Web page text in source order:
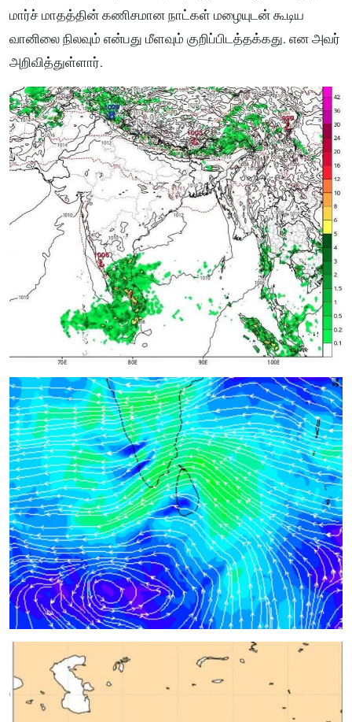
மார்ச் மாதத்தின் கணிசமான நாட்கள் மழையுடன் கூடிய
வானிலை நிலவும் என்பது மீளவும் குறிப்பிடத்தக்கது. என அவர்
அறிவித்துள்ளார்.